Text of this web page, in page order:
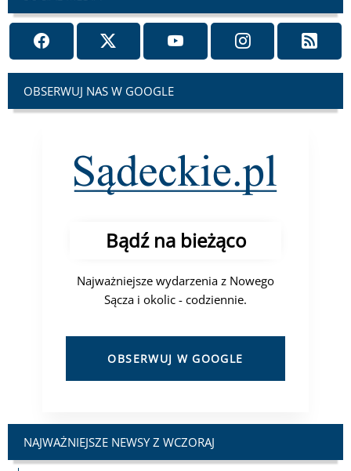
OBSERWUJ NAS W GOOGLE
Bądź na bieżąco
Najważniejsze wydarzenia z Nowego
Sącza i okolic - codziennie.
OBSERWUJ W GOOGLE
NAJWAŻNIEJSZE NEWSY Z WCZORAJ